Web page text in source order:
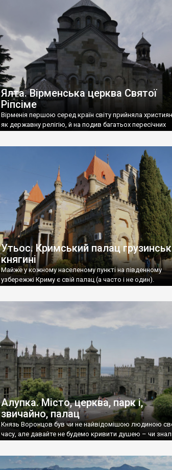
називаються «повстяками» (postaki)…” “Вино. Крим
виробляє відмінне вино і його вдосталь: воно все
легке біле і дуже […]
Ялта. Вірменська церква Святої
Ріпсіме
Вірменія першою серед країн світу прийняла
як державну релігію, й на подив багатьох пересічних
Утьос. Кримський палац
княгині
Майже у кожному населеному пункті на південному
узбережжі Криму є свій палац (а часто і не один).
Алупка. Місто, церква, парк і,
звичайно, палац
Князь Воронцов був чи не найвідомішою людиною
часу, але давайте не будемо кривити душею – чи